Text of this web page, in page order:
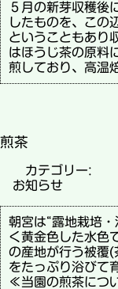
５月の新芽収穫後
したものを、この
ということもあり
はほうじ茶の原料
煎しており、高温
煎茶
カテゴリー:
お知らせ
朝宮は“露地栽培
く黄金色した水色
の産地が行う被覆
をたっぷり浴びて
≪当園の煎茶につ